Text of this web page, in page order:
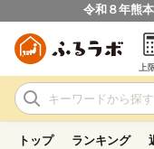
令和８年熊
上
トップ ランキング